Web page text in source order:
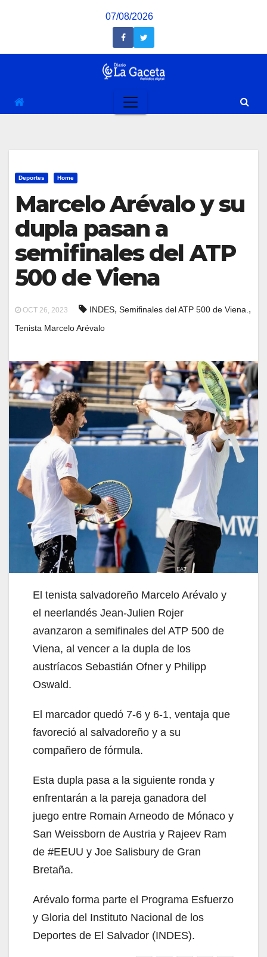
07/08/2026
Deportes Home
Marcelo Arévalo y su
dupla pasan a
semifinales del ATP
500 de Viena
OCT 26, 2023 INDES, Semifinales del ATP 500 de Viena. ,
Tenista Marcelo Arévalo
El tenista salvadoreño Marcelo Arévalo y
el neerlandés Jean-Julien Rojer
avanzaron a semifinales del ATP 500 de
Viena, al vencer a la dupla de los
austríacos Sebastián Ofner y Philipp
Oswald.
El marcador quedó 7-6 y 6-1, ventaja que
favoreció al salvadoreño y a su
compañero de fórmula.
Esta dupla pasa a la siguiente ronda y
enfrentarán a la pareja ganadora del
juego entre Romain Arneodo de Mónaco y
San Weissborn de Austria y Rajeev Ram
de #EEUU y Joe Salisbury de Gran
Bretaña.
Arévalo forma parte el Programa Esfuerzo
y Gloria del Instituto Nacional de los
Deportes de El Salvador (INDES).